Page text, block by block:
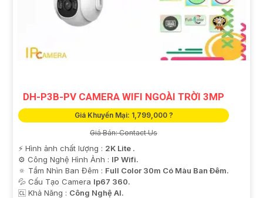
DH-P3B-PV CAMERA WIFI NGOÀI TRỜI 3MP
Giá Khuyến Mại: 1,799,000 ?
Giá Bán: Contact Us
️⚡ Hình ảnh chất lượng : 2K Lite .
⚙ Công Nghệ Hình Ảnh : IP Wifi.
🔅 Tầm Nhìn Ban Đêm : Full Color 30m Có Màu Ban Ðêm.
💦 Cấu Tạo Camera Ip67 360.
️🆑 Khả Năng : Công Nghệ AI.